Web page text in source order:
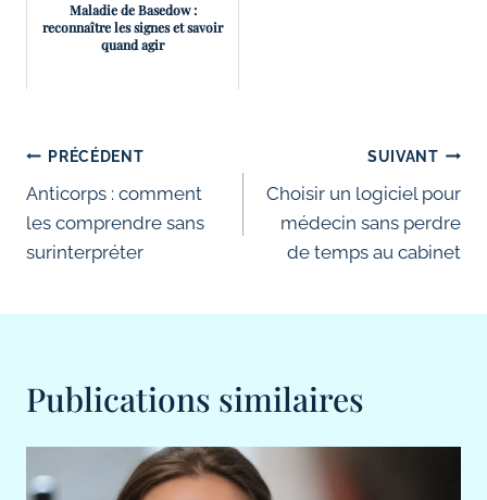
Maladie de Basedow :
reconnaître les signes et savoir
quand agir
Navigation
de
l’article
PRÉCÉDENT
Anticorps : comment
les comprendre sans
surinterpréter
SUIVANT
Choisir un logiciel pour
médecin sans perdre
de temps au cabinet
Publications similaires